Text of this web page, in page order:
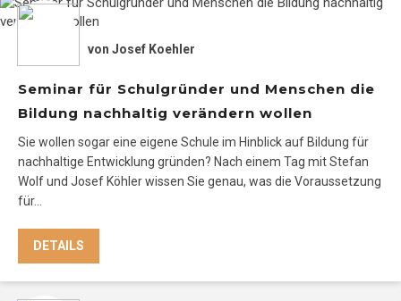
von Josef Koehler
Seminar für Schulgründer und Menschen die
Bildung nachhaltig verändern wollen
Sie wollen sogar eine eigene Schule im Hinblick auf Bildung für
nachhaltige Entwicklung gründen? Nach einem Tag mit Stefan
Wolf und Josef Köhler wissen Sie genau, was die Voraussetzung
für…
DETAILS